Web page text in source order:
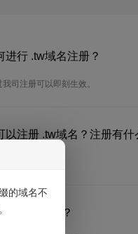
进行 .tw域名注册？
我司注册可以即刻生效。
以注册 .tw域名？注册有什
期限是多长？
的域名不